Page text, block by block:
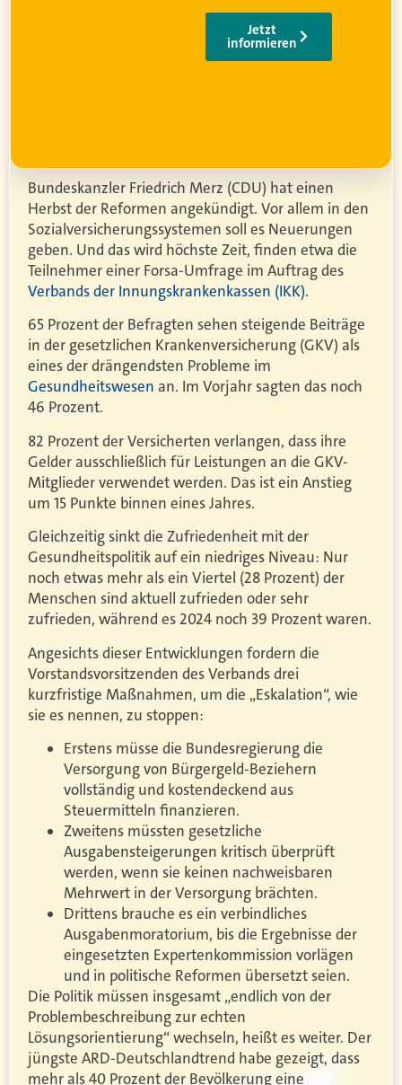
Jetzt
informieren
Bundeskanzler Friedrich Merz (CDU) hat einen
Herbst der Reformen angekündigt. Vor allem in den
Sozialversicherungssystemen soll es Neuerungen
geben. Und das wird höchste Zeit, finden etwa die
Teilnehmer einer Forsa-Umfrage im Auftrag des
Verbands der Innungskrankenkassen (IKK).
65 Prozent der Befragten sehen steigende Beiträge
in der gesetzlichen Krankenversicherung (GKV) als
eines der drängendsten Probleme im
Gesundheitswesen an. Im Vorjahr sagten das noch
46 Prozent.
82 Prozent der Versicherten verlangen, dass ihre
Gelder ausschließlich für Leistungen an die GKV-
Mitglieder verwendet werden. Das ist ein Anstieg
um 15 Punkte binnen eines Jahres.
Gleichzeitig sinkt die Zufriedenheit mit der
Gesundheitspolitik auf ein niedriges Niveau: Nur
noch etwas mehr als ein Viertel (28 Prozent) der
Menschen sind aktuell zufrieden oder sehr
zufrieden, während es 2024 noch 39 Prozent waren.
Angesichts dieser Entwicklungen fordern die
Vorstandsvorsitzenden des Verbands drei
kurzfristige Maßnahmen, um die „Eskalation“, wie
sie es nennen, zu stoppen:
Erstens müsse die Bundesregierung die
Versorgung von Bürgergeld-Beziehern
vollständig und kostendeckend aus
Steuermitteln finanzieren.
Zweitens müssten gesetzliche
Ausgabensteigerungen kritisch überprüft
werden, wenn sie keinen nachweisbaren
Mehrwert in der Versorgung brächten.
Drittens brauche es ein verbindliches
Ausgabenmoratorium, bis die Ergebnisse der
eingesetzten Expertenkommission vorlägen
und in politische Reformen übersetzt seien.
Die Politik müssen insgesamt „endlich von der
Problembeschreibung zur echten
Lösungsorientierung“ wechseln, heißt es weiter. Der
jüngste ARD-Deutschlandtrend habe gezeigt, dass
mehr als 40 Prozent der Bevölkerung eine